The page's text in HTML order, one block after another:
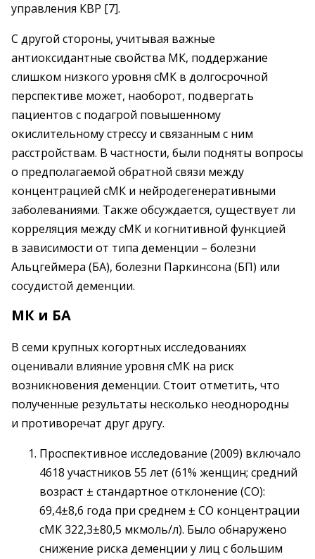
управления КВР [7].
С другой стороны, учитывая важные
антиоксидантные свойства МК, поддержание
слишком низкого уровня сМК в долгосрочной
перспективе может, наоборот, подвергать
пациентов с подагрой повышенному
окислительному стрессу и связанным с ним
расстройствам. В частности, были подняты вопросы
о предполагаемой обратной связи между
концентрацией сМК и нейродегенеративными
заболеваниями. Также обсуждается, существует ли
корреляция между сМК и когнитивной функцией
в зависимости от типа деменции – ​болезни
Альцгеймера (БА), болезни Паркинсона (БП) или
сосудистой деменции.
МК и БА
В семи крупных когортных исследованиях
оценивали влияние уровня сМК на риск
возникновения деменции. Стоит отметить, что
полученные результаты несколько неоднородны
и противоречат друг другу.
Проспективное исследование (2009) включало
4618 участников 55 лет (61% женщин; средний
возраст ± стандартное отклонение (СО):
69,4±8,6 года при среднем ± СО концентрации
сМК 322,3±80,5 мкмоль/л). Было обнаружено
снижение риска деменции у лиц с большим